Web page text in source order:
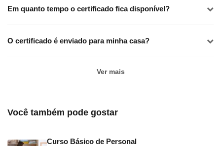
Em quanto tempo o certificado fica disponível?
O certificado é enviado para minha casa?
Ver mais
Você também pode gostar
Curso Básico de Personal